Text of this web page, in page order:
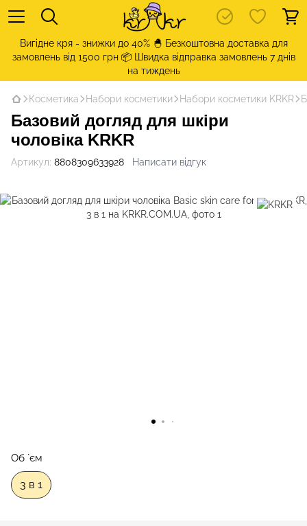
Вигідне кря - знижки до 40% 🐣 Безкоштовна доставка для
замовлень від 1500 грн 📦 Швидка відправка замовлень 7 днів
на тиждень
Косметика Набори косметики Набори косметики KRKR
Базовий догляд для шкіри
чоловіка KRKR
Артикул: 8808309633928 Написати відгук
Об `єм
3 в 1